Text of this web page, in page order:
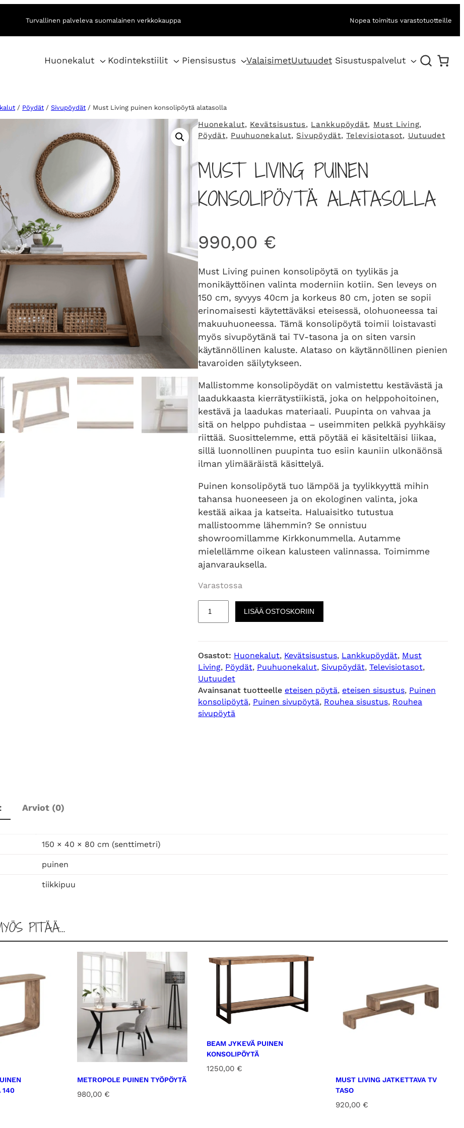
Turvallinen palveleva suomalainen verkkokauppa Nopea toimitus varastotuotteille
Huonekalut Kodintekstiilit Piensisustus ValaisimetUutuudet Sisustuspalvelut
/ Pöydät / Sivupöydät / Must Living puinen konsolipöytä alatasolla
Huonekalut, Kevätsisustus, Lankkupöydät, Must Living
Pöydät, Puuhuonekalut, Sivupöydät, Televisiotasot, Uutuudet
MUST LIVING PUINEN
KONSOLIPÖYTÄ ALATASOLLA
990,00 €
Must Living puinen konsolipöytä on tyylikäs ja
monikäyttöinen valinta moderniin kotiin. Sen leveys on
150 cm, syvyys 40cm ja korkeus 80 cm, joten se sopii
erinomaisesti käytettäväksi eteisessä, olohuoneessa tai
makuuhuoneessa. Tämä konsolipöytä toimii loistavasti
myös sivupöytänä tai TV-tasona ja on siten varsin
käytännöllinen kaluste. Alataso on käytännöllinen pienien
tavaroiden säilytykseen.
Mallistomme konsolipöydät on valmistettu kestävästä ja
laadukkaasta kierrätystiikistä, joka on helppohoitoinen,
kestävä ja laadukas materiaali. Puupinta on vahvaa ja
sitä on helppo puhdistaa – useimmiten pelkkä pyyhkäisy
riittää. Suosittelemme, että pöytää ei käsiteltäisi liikaa,
sillä luonnollinen puupinta tuo esiin kauniin ulkonäönsä
ilman ylimääräistä käsittelyä.
Puinen konsolipöytä tuo lämpöä ja tyylikkyyttä mihin
tahansa huoneeseen ja on ekologinen valinta, joka
kestää aikaa ja katseita. Haluaisitko tutustua
mallistoomme lähemmin? Se onnistuu
showroomillamme Kirkkonummella. Autamme
mielellämme oikean kalusteen valinnassa. Toimimme
ajanvarauksella.
Varastossa
L
i
v
i
n
LISÄÄ OSTOSKORIIN
Osastot: Huonekalut, Kevätsisustus, Lankkupöydät, Must
Living, Pöydät, Puuhuonekalut, Sivupöydät, Televisiotasot
Uutuudet
Avainsanat tuotteelle eteisen pöytä, eteisen sisustus, Puinen
konsolipöytä, Puinen sivupöytä, Rouhea sisustus, Rouhea
sivupöytä
Arviot (0)
150 × 40 × 80 cm (senttimetri)
puinen
tiikkipuu
PITÄÄ…
140
METROPOLE PUINEN TYÖPÖYTÄ
980,00 €
BEAM JYKEVÄ PUINEN
KONSOLIPÖYTÄ
1250,00 €
MUST LIVING JATKETTAVA TV
TASO
920,00 €